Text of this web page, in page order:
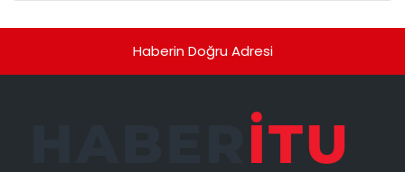
Haberin Doğru Adresi